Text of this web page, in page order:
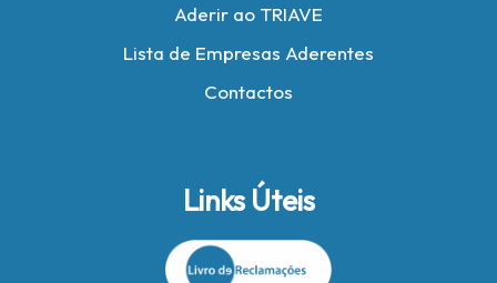
Aderir ao TRIAVE
Lista de Empresas Aderentes
Contactos
Links Úteis